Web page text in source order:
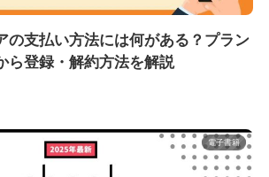
の支払い方法には何がある？プラン
ら登録・解約方法を解説
電子書籍